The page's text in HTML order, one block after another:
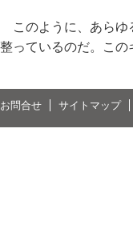
このように、あら
整っているのだ。こ
お問合せ サイトマップ